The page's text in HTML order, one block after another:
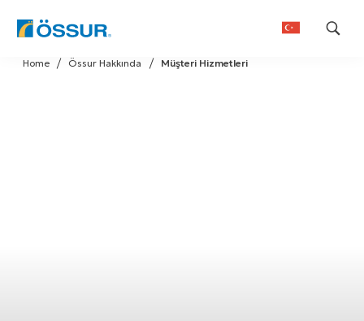
Skip
to
Müşteri Hizmetleri
Össur Hakkında
Home